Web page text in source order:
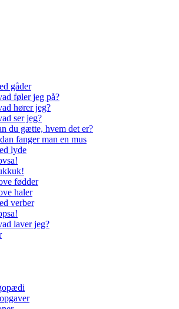
gåder
føler jeg på?
hører jeg?
ser jeg?
du gætte, hvem det er?
fanger man en mus
lyde
fødder
haler
verber
laver jeg?